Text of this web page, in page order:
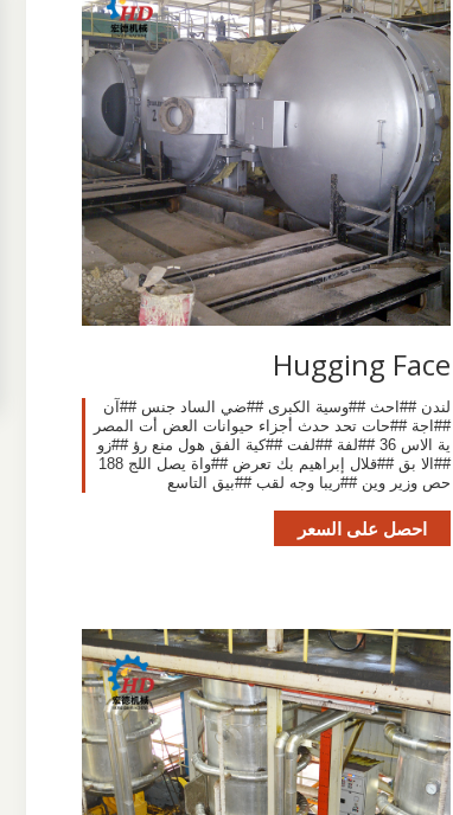
Hugging Face
لندن ##احث ##وسية الكبرى ##ضي الساد جنس ##آن
##اجة ##حات تحد حدث أجزاء حيوانات العض أت المصر
ية الاس 36 ##لفة ##لفت ##كية الفق هول منع رؤ ##زو
##الا بق ##قلال إبراهيم بك تعرض ##واة يصل اللج 188
حص وزير وين ##ريبا وجه لقب ##بيق التاسع
احصل على السعر